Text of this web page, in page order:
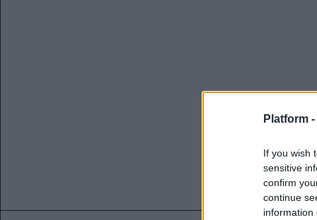
Platform -
If you wish
sensitive
confirm
continue
information